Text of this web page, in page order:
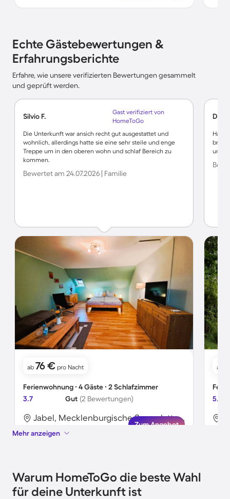
Echte Gästebewertungen &
Erfahrungsberichte
Erfahre, wie unsere verifizierten Bewertungen gesammelt
und geprüft werden.
Silvio F.
Gast verifiziert von
HomeToGo
Die Unterkunft war ansich recht gut ausgestattet und
wohnlich, allerdings hatte sie eine sehr steile und enge
Treppe um in den oberen wohn und schlaf Bereich zu
kommen.
Bewertet am 24.07.2026 | Familie
ab 76 € pro Nacht
Ferienwohnung ∙ 4 Gäste ∙ 2 Schlafzimmer
3.7
Gut (2 Bewertungen)
Jabel, Mecklenburgische Seenplatte, Deutschland
Zum Angebot
Haus
und
ab
5.0
Mehr anzeigen
Warum HomeToGo die beste Wahl
für deine Unterkunft ist